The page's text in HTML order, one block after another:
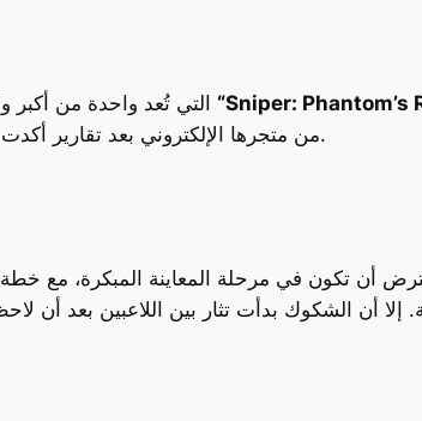
“Sniper: Phantom’s
من متجرها الإلكتروني بعد تقاريرمصممة لسرقة معلومات حساسة من أجهزة المستخدمين.
إلا أن الشكوك بدأت تثار بين اللاعبين بعد أن